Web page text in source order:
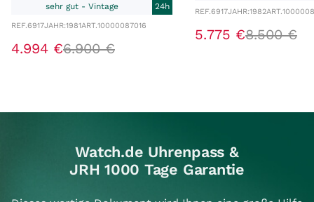
sehr gut - Vintage
24h
REF.6917JAHR:1981ART.10000087016
4.994 €6.900 €
REF.6917JAHR:1982ART.
5.775 €8.500 €
Watch.de Uhrenpass &
JRH 1000 Tage Garantie